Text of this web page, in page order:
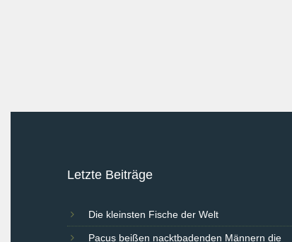
Letzte Beiträge
Die kleinsten Fische der Welt
Pacus beißen nacktbadenden Männern die